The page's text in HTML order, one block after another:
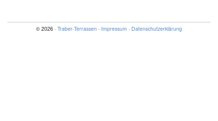
© 2026 · Traber-Terrassen · Impressum · Datenschutzerklärung